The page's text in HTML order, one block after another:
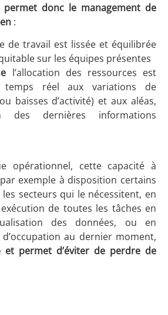
permet donc le management de
:
de travail est lissée et équilibrée
sur les équipes présentes
l’allocation des ressources est
temps réel aux variations de
baisses d’activité) et aux aléas,
des dernières informations
opérationnel, cette capacité à
exemple à disposition certains
secteurs qui le nécessitent, en
de toutes les tâches en
des données, ou en
au dernier moment,
et permet d’éviter de perdre de